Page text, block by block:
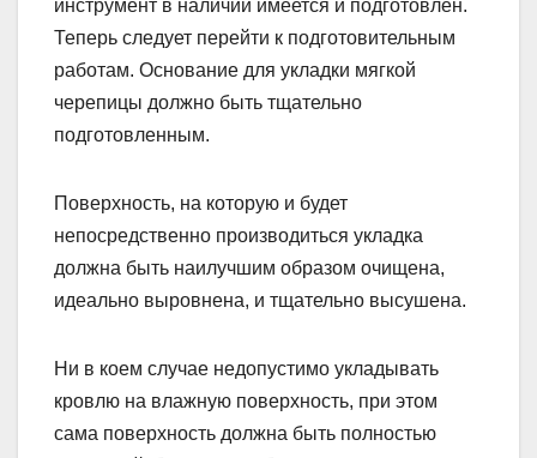
инструмент в наличии имеется и подготовлен.
Теперь следует перейти к подготовительным
работам. Основание для укладки мягкой
черепицы должно быть тщательно
подготовленным.
Поверхность, на которую и будет
непосредственно производиться укладка
должна быть наилучшим образом очищена,
идеально выровнена, и тщательно высушена.
Ни в коем случае недопустимо укладывать
кровлю на влажную поверхность, при этом
сама поверхность должна быть полностью